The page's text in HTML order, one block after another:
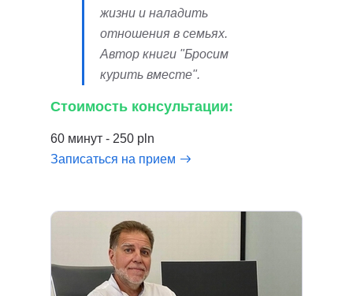
жизни и наладить
отношения в семьях.
Автор книги "Бросим
курить вместе".
Стоимость консультации:
60 минут - 250 pln
Записаться на прием